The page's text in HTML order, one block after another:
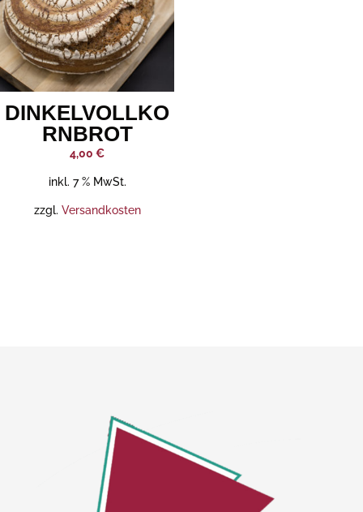
DINKELVOLLKO
RNBROT
4,00€
inkl. 7 % MwSt.
zzgl. Versandkosten